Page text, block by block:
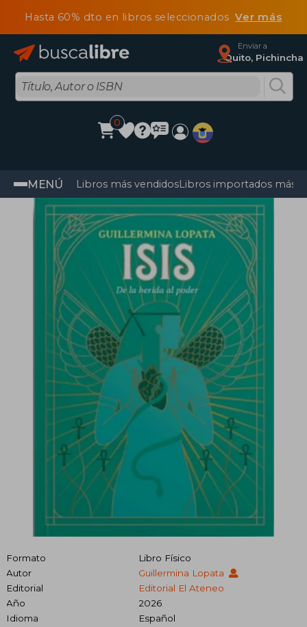
Hasta 60% dto en libros seleccionadosVer más
Enviar a
Quito, Pichincha
0
MENÚ Libros más vendidosLibros importados más
Formato
Libro Físico
Autor
Guillermina Lopata
Editorial
Editorial El Ateneo
Año
2026
Idioma
Español